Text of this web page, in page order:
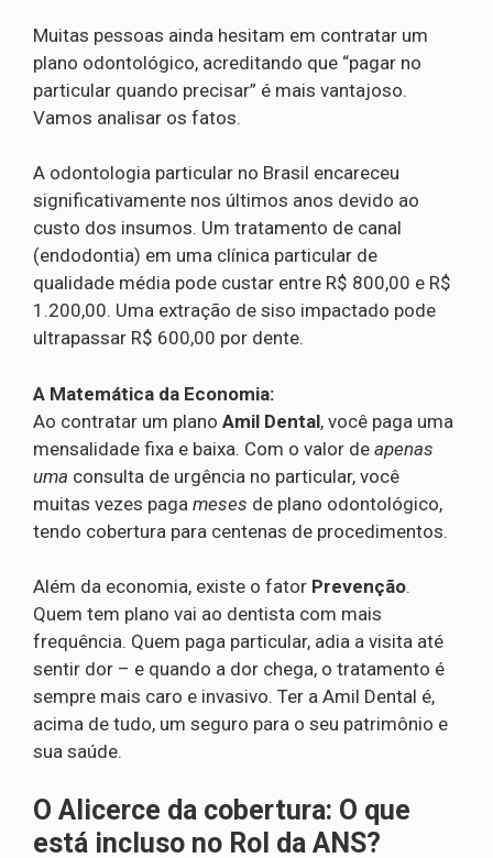
Muitas pessoas ainda hesitam em contratar um
plano odontológico, acreditando que “pagar no
particular quando precisar” é mais vantajoso.
Vamos analisar os fatos.
A odontologia particular no Brasil encareceu
significativamente nos últimos anos devido ao
custo dos insumos. Um tratamento de canal
(endodontia) em uma clínica particular de
qualidade média pode custar entre R$ 800,00 e R$
1.200,00. Uma extração de siso impactado pode
ultrapassar R$ 600,00 por dente.
A Matemática da Economia:
Ao contratar um plano Amil Dental, você paga uma
mensalidade fixa e baixa. Com o valor de apenas
uma consulta de urgência no particular, você
muitas vezes paga meses de plano odontológico,
tendo cobertura para centenas de procedimentos.
Além da economia, existe o fator Prevenção.
Quem tem plano vai ao dentista com mais
frequência. Quem paga particular, adia a visita até
sentir dor – e quando a dor chega, o tratamento é
sempre mais caro e invasivo. Ter a Amil Dental é,
acima de tudo, um seguro para o seu patrimônio e
sua saúde.
O Alicerce da cobertura: O que
está incluso no Rol da ANS?